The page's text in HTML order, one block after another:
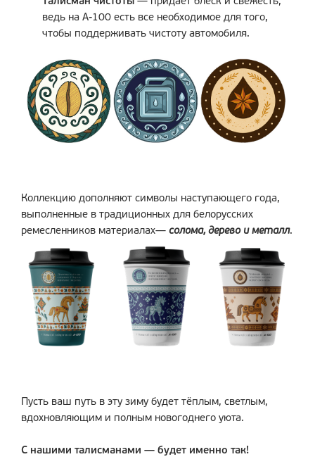
ведь на А-100 есть все необходимое для того,
чтобы поддерживать чистоту автомобиля.
Коллекцию дополняют символы наступающего года,
выполненные в традиционных для белорусских
ремесленников материалах— солома, дерево и металл.
Пусть ваш путь в эту зиму будет тёплым, светлым,
вдохновляющим и полным новогоднего уюта.
С нашими талисманами — будет именно так!